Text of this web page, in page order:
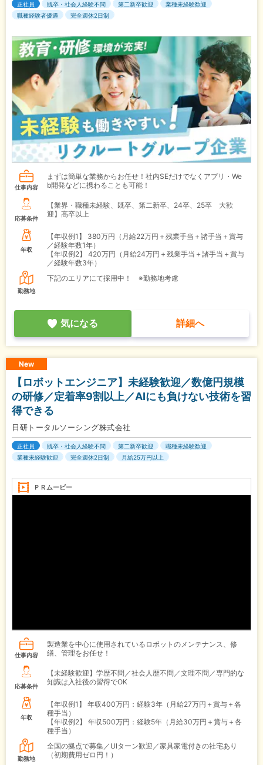
正社員 既卒・社会人経験不問 第二新卒歓迎
業種未経験歓迎
職種経験者優遇
完全週休2日制
仕事内容
まずは簡単な業務からお任せ！社内SEだけでなくアプリ・We
b開発などに携わることも可能！
応募条件
【業界・職種未経験、既卒、第二新卒、24卒、25卒 大歓
迎】高卒以上
年収
【年収例1】
380万円（月給22万円＋残業手当＋諸手当＋賞与
／経験年数1年）
【年収例2】
420万円（月給24万円＋残業手当＋諸手当＋賞与
／経験年数3年）
勤務地
下記のエリアにて採用中！ ※勤務地考慮
気になる 詳細へ
New
【ロボットエンジニア】未経験歓迎／数億円規模
の研修／定着率9割以上／AIにも負けない技術を習
得できる
日研トータルソーシング株式会社
正社員 既卒・社会人経験不問 第二新卒歓迎
職種未経験歓迎
業種未経験歓迎
完全週休2日制 月給25万円以上
ＰＲムービー
仕事内容
製造業を中心に使用されているロボットのメンテナンス、修
繕、管理をお任せ！
応募条件
【未経験歓迎】学歴不問／社会人歴不問／文理不問／専門的な
知識は入社後の習得でOK
年収
【年収例1】
年収400万円：経験3年（月給27万円＋賞与＋各
種手当）
【年収例2】
年収500万円：経験5年（月給30万円＋賞与＋各
種手当）
勤務地
全国の拠点で募集／UIターン歓迎／家具家電付きの社宅あり
（初期費用ゼロ円！）